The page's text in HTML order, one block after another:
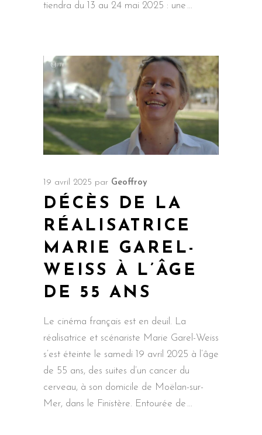
tiendra du 13 au 24 mai 2025 : une
19 avril 2025 par Geoffroy
DÉCÈS DE LA
RÉALISATRICE
MARIE GAREL-
WEISS À L’ÂGE
DE 55 ANS
Le cinéma français est en deuil. La
réalisatrice et scénariste Marie Garel-Weiss
s’est éteinte le samedi 19 avril 2025 à l’âge
de 55 ans, des suites d’un cancer du
cerveau, à son domicile de Moëlan-sur-
Mer, dans le Finistère. Entourée de